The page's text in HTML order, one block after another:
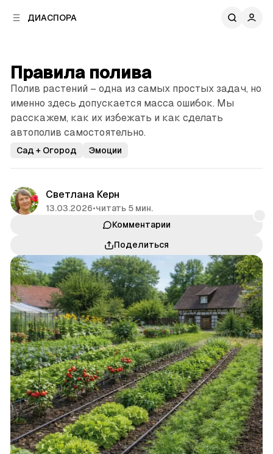
ДИАСПОРА
Правила полива
Полив растений – одна из самых простых задач, но
именно здесь допускается масса ошибок. Мы
расскажем, как их избежать и как сделать
автополив самостоятельно.
Сад + Огород Эмоции
Светлана Керн
13.03.2026•читать 5 мин.
Комментарии
Поделиться